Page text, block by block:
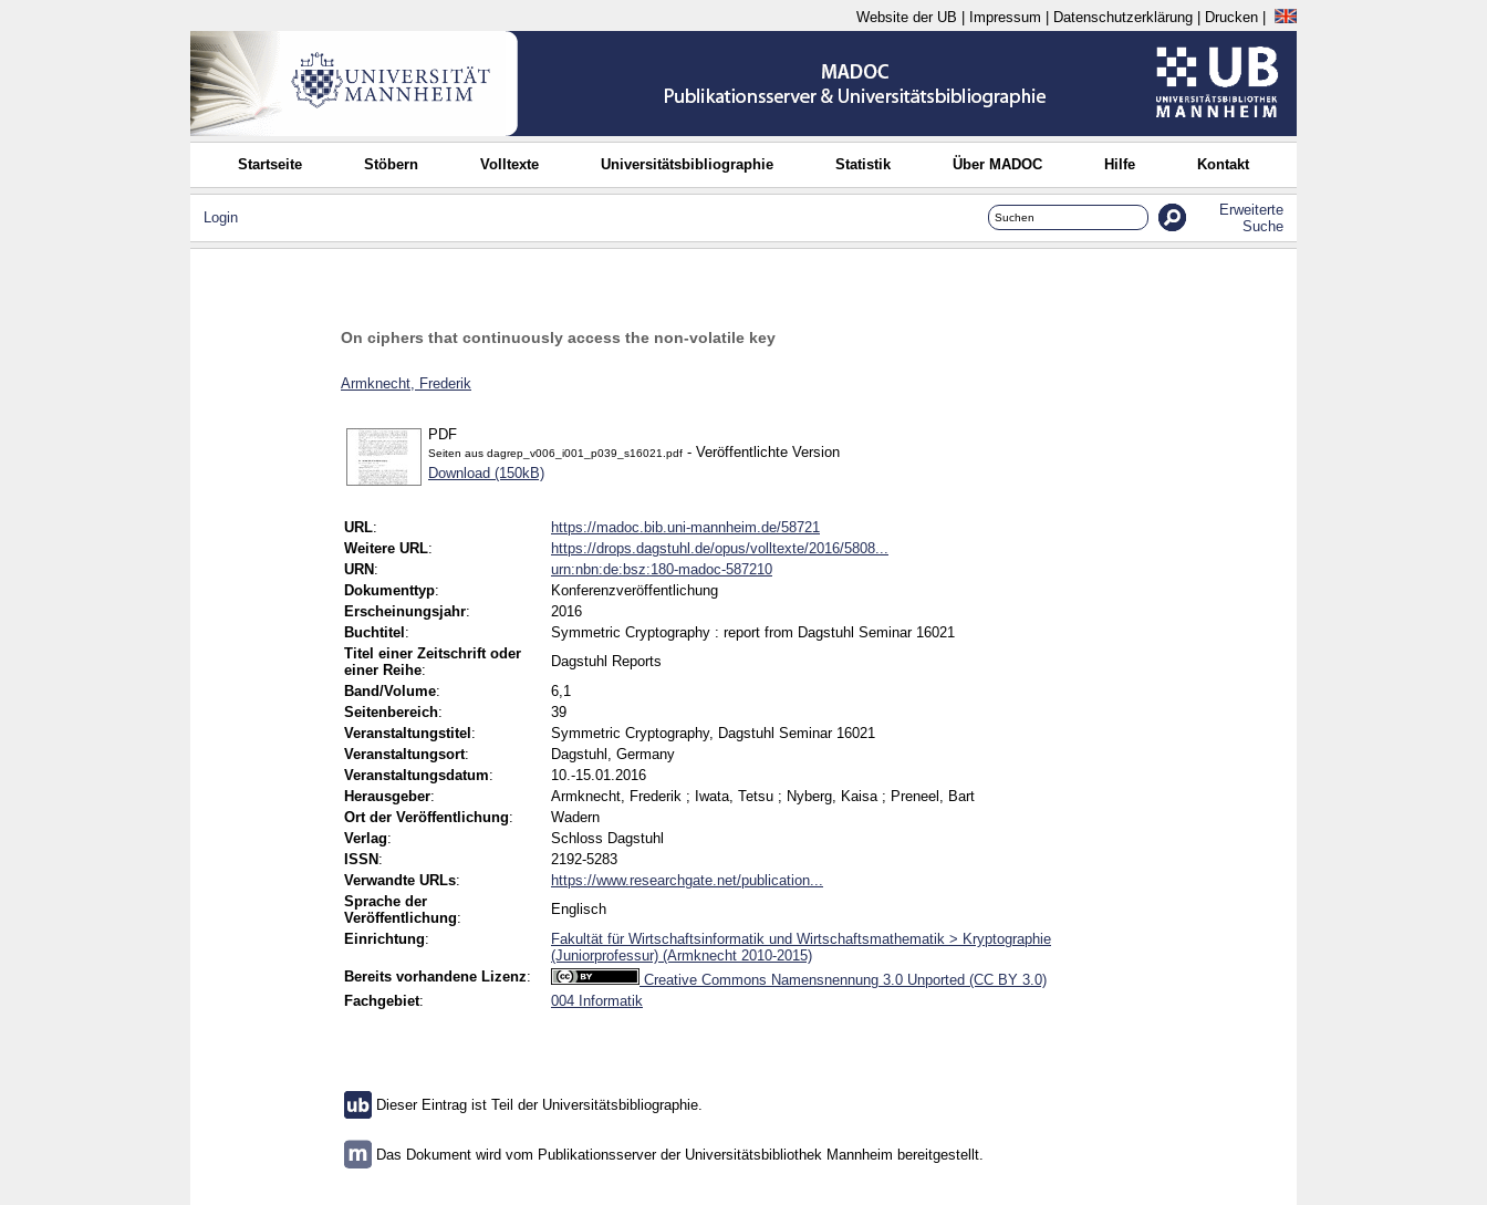
Website der UB Impressum Datenschutzerklärung Drucken
Startseite Stöbern Volltexte Universitätsbibliographie Statistik Über MADOC Hilfe Kontakt
Login
Erweiterte
Suche
On ciphers that continuously access the non-volatile key
Armknecht, Frederik
PDF
Seiten aus dagrep_v006_i001_p039_s16021.pdf - Veröffentlichte Version
Download (150kB)
URL:
https://madoc.bib.uni-mannheim.de/58721
Weitere URL:
https://drops.dagstuhl.de/opus/volltexte/2016/5808...
URN :
urn:nbn:de:bsz:180-madoc-587210
Dokumenttyp:
Konferenzveröffentlichung
Erscheinungsjahr:
2016
Buchtitel :
Symmetric Cryptography : report from Dagstuhl Seminar 16021
Titel einer Zeitschrift oder
einer Reihe:
Dagstuhl Reports
Band/Volume:
6,1
Seitenbereich:
39
Veranstaltungstitel :
Symmetric Cryptography, Dagstuhl Seminar 16021
Veranstaltungsort:
Dagstuhl, Germany
Veranstaltungsdatum:
10.-15.01.2016
Herausgeber: Armknecht, Frederik ; Iwata, Tetsu ; Nyberg, Kaisa ; Preneel, Bart
Ort der Veröffentlichung:
Wadern
Verlag:
Schloss Dagstuhl
ISSN :
2192-5283
Verwandte URLs:
https://www.researchgate.net/publication...
Sprache der
Veröffentlichung:
Englisch
Einrichtung:
Fakultät für Wirtschaftsinformatik und Wirtschaftsmathematik > Kryptographie
(Juniorprofessur) (Armknecht 2010-2015)
Bereits vorhandene Lizenz:
Creative Commons Namensnennung 3.0 Unported (CC BY 3.0)
Fachgebiet: 004 Informatik
Dieser Eintrag ist Teil der Universitätsbibliographie.
Das Dokument wird vom Publikationsserver der Universitätsbibliothek Mannheim bereitgestellt.